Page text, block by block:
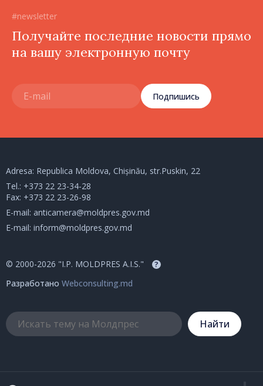
#newsletter
Получайте последние новости прямо
на вашу электронную почту
Подпишись
Adresa: Republica Moldova, Chișinău, str.Puskin, 22
Tel.: +373 22 23-34-28
Fax: +373 22 23-26-98
E-mail: anticamera@moldpres.gov.md
E-mail: inform@moldpres.gov.md
© 2000-2026 "I.P. MOLDPRES A.I.S." ?
Разработано Webconsulting.md
Hайти